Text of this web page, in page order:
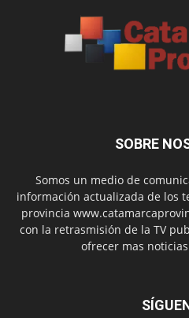
SOBRE
Somos un medio de
información actualizada de los
provincia
con la retrasmisión de la TV
ofrecer mas